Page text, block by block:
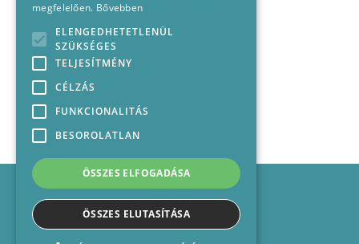
Impresszum
Médiajánlat
Felhasználási feltételek
megfelelően. Bővebben
ELENGEDHETETLENÜL
SZÜKSÉGES
TELJESÍTMÉNY
CÉLZÁS
FUNKCIONALITÁS
BESOROLATLAN
ÖSSZES ELFOGADÁSA
ÖSSZES ELUTASÍTÁSA